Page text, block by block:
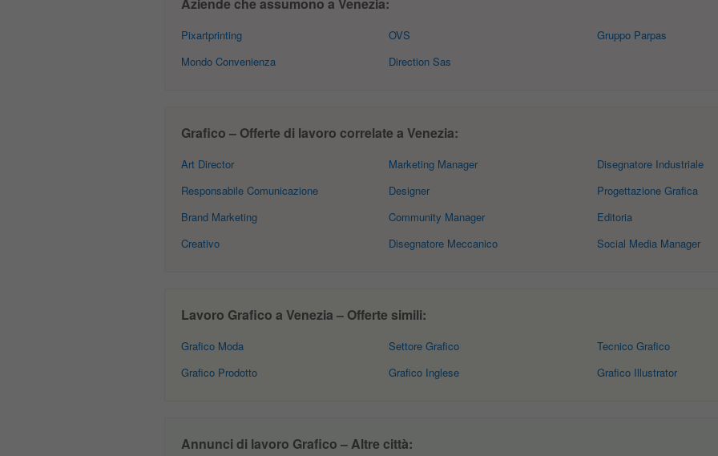
Pixartprinting
Mondo Convenienza
OVS
Direction Sas
Gruppo Parpas
Grafico – Offerte di lavoro correlate a Venezia:
Art Director
Responsabile Comunicazione
Brand Marketing
Creativo
Marketing Manager
Designer
Community Manager
Disegnatore Meccanico
Disegnatore Industriale
Progettazione Grafica
Editoria
Social Media Manager
Lavoro Grafico a Venezia – Offerte simili:
Grafico Moda
Grafico Prodotto
Settore Grafico
Grafico Inglese
Tecnico Grafico
Grafico Illustrator
Annunci di lavoro Grafico – Altre città: